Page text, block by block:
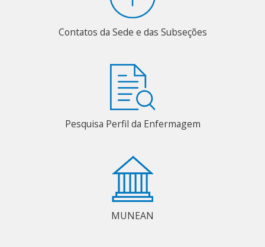
Contatos da Sede e das Subseções
Pesquisa Perfil da Enfermagem
MUNEAN